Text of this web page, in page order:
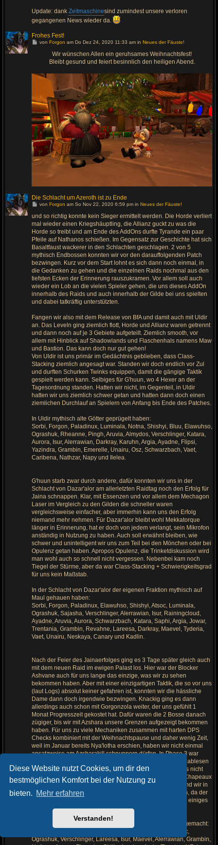
Diese Website nutzt Cookies, um dir den
bestmöglichen Komfort bei der Nutzung zu
bieten. Mehr erfahren
Verstanden!
Update: dank Zeitmaschinesind zumindest unsere verloren
gegangenen News wieder da.
Frohes Fest!
G
m
t
e
n
B
e
i
t
r
a
g
von Forgon am Do Dez 24, 2020 11:33 am in Neues der Fäuste!
Wir wünschen Allen ein geruhsames Weihnachtsfest!
Bleibt gesund und feiert besinnlich den heiligen Abend.
Die Schlacht um Azeroth ist zu Ende
G
h
e
z
u
m
l
e
z
t
e
n
B
e
i
t
r
a
von Forgon am So Nov 22, 2020 6:59 pm in Neues der Fäuste!
und so richtig konnte kein Sieger ermittelt werden. Die Horde verliert
mal wieder einen Kriegshäuptling, die Allianz guckt zu was die
Horde so treibt und am Ende des AddOns durfte Tyrande ein paar
Pfeile auf Nathanos schießen. Im Gegensatz zur Geschichte hat sich
Basaltfaust wackerer in den Schlachten geschlagen. 2 von 5
mythisch Endbossen konnten wir vor den darauffolgenden Patch
bezwingen. Kurz vor dem Start lohnt es sich dann noch einmal, in
die Gedanken zu gehen und die einzelnen Raids nochmal aus den
tiefsten Ecken der Erinnerung rauszukramen. Vor allem soll auch
wieder ein Lob an die vielen Spieler gehen, die uns dieses AddOn
innerhalb des Raids und auch innerhalb der Gilde bei uns spielten
und dabei tatkräftig unterstützten.
Fangen wir also mit dem Release von BfA und damit auch mit Uldir
an. Das Leveln ging ziemlich flott, Horde und Allianz waren getrennt
und dann noch auf je 3 Gebiete aufgeteilt. Ziemlich smooth, vor
allem mit Hinblick auf Shadowlands und Flaschenhals namens Maw
und Bastion. Das kann doch nur gut gehen!
Von Uldir ist uns primär im Gedächtnis geblieben, dass Class-
Stacking ziemlich angesagt war. Standen wir doch endlich vor Zul
und durften Schurken Twinks equippen, damit die gängige Taktik
gespielt werden kann. Selbiges für G'huun, wo 4 Hexer an der
Tagesordnung standen. Hatten wir nicht, im Gegenteil, in Uldir
hatten wir uns ziemlich schwer getan und hatten dann doch einen
ziemlichen Durchlauf an Spielern von Anfang bis Ende des Patches.
In Uldir mythisch alte Götter geprügelt haben:
Sorbi, Forgon, Paladinux, Luminala, Notna, Shishyi, Bluu, Elawuhso,
Ograshuk, Rheanne, Pingh, Aruvia, Almydos, Verschlinger, Katara,
Aurora, Isur, Alerrawian, Darkray, Karuhn, Argia, Ayadne, Flipsi,
Yazindra, Grambin, Emerelle, Unairu, Osz, Schwarzbach, Vaet,
Caribena, Nathzar, Napy und Ilelea.
G'huun starb zwar durch andere, dafür konnten wir uns in der
Schlacht von Dazar'alor am allerletzten Raidtag noch den Erfolg für
Jaina schnappen. Klar, mit Essenzen und vor allem dem Mechagon
Laser im Vergleich zu den Gilden die schneller waren
vergleichsweise einfacher, aber immerhin kann uns den Erfolg
niemand mehr nehmen. Für Dazar'alor bleibt wohl Mekkatorque
länger in Erinnerung, hat er doch von jedem verlangt, sein Mikrofon
anständig in Nutzung zu haben. Auch soll erwähnt bleiben, wie
schwer und unintelligent wir uns zum Teil bei den Mönchen oder bei
Opulenz getan haben. Apropos Opulenz, die Trinketdiskussion wird
man wohl auch so schnell nicht vergessen. Nebenbei kam noch
Tiegel der Stürme, aber da war Class-Stacking + Schwierigkeitsgrad
für uns kein Maßstab.
In der Schlacht von Dazar'alor der eigenen Fraktion mythisch auf
Maul gehauen haben:
Sorbi, Forgon, Paladinux, Elawuhso, Shishyi, Atsoc, Luminala,
Ograshuk, Sajasha, Verschlinger, Alerrawian, Isur, Rainingcloud,
Ayadne, Aruvia, Aurora, Schwarzbach, Katara, Saphi, Argia, Jowar,
Trentania, Grambin, Revahne, Lareesa, Darkray, Maevel, Tyderia,
Vaet, Unairu, Neskaya, Canary und Kadlin.
Nach der Feier des Jainaerfolges ging es 3 Tage später gleich auch
mit dem neuen Raid im ewigen Palast los. Hier war der Blocker
Ashvane auch für uns lange das einzige, was wir zu sehen
bekommen haben. Aber mit einer einzigartigen Taktik, die so vor uns
(laut Logs) absolut keiner gefahren ist, konnten wir die hässliche
Dame dann doch irgendwie bezwingen. Knackig ging es dann
allerdings auch schon mit Gorgonzola weiter, der uns gefühlt 1
Monat Progresszeit gekostet hat. Dafür waren die 2 Bosse danach
zügiger, bis wir mit Azshara unsere Grenzen aufgezeigt bekommen
haben. Für uns zu viele Mechaniken zusammen mit harten DPS
Checks kombiniert mit der Weihnachtspause und daher wenig Zeit,
weil im Januar bereits Nya'lotha erschien, haben wir nicht einmal
ansatzweise am Azsharakill schnuppern dürfen. In Phase 3 war
Endstation, und diese haben wir auch an ein paar Händen ablesen
können. Wie wowprogress gezeigt hat, waren wir allerdings nicht
die einzigen mit den Problemen in diesem Raid. Deshalb Chapeaux
an alle, die der Tentakeldame trotzen konnten! Übrigens sind wir in
diesem Raid in der Aldor Rangliste von 3 auf 2 gesprungen, da der
Gesangsverein den Chor dicht gemacht hat. Damit ist auch einiges
an Raidqualität vom Server verschwunden.
Nicht ganz Sashimi am Ende des ewigen Palastes haben gemacht:
Sorbi, Forgon, Ezea, Paladinux, Elawuhso, Luminala, Atsoc,
Ograshuk, Verschlinger, Lareesa, Isur, Maevel, Alerrawian, Grambin,